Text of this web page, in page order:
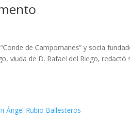
de Campomanes” y socia
viuda de D. Rafael del Riego, redactó